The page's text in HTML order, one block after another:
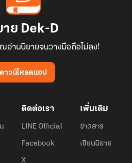
าย Dek-D
อ่านนิยายจนวางมือถือไม่ลง!
ดาวน์โหลดแอป
ติดต่อเรา
LINE Official
Facebook
X
เพิ่มเติม
ข่าวสาร
เขียนนิยาย